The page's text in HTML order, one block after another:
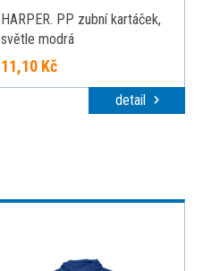
HARPER. PP zubní kartáček,
světle modrá
11,10 Kč
detail